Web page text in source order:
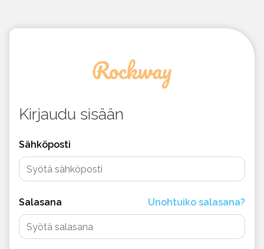
Kirjaudu sisään
Sähköposti
Salasana Unohtuiko salasana?